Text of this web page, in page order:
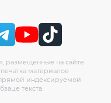
размещенные на сайте
материалов
индексируемой
текста.